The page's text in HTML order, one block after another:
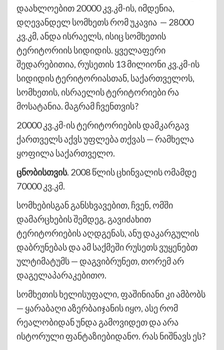
დაახლოებით 20000 კვ.კმ-ის, იმდენია,
დღევანდელ სომხეთს რომ უკავია — 28000
კვ.კმ, ანდა ისრაელს, ისიც სომხეთის
ტერიტორიის სიდიდის. ყველაფერი
შედარებითია, რუსეთის 13 მილიონი კვ.კმ-ის
სიდიდის ტერიტორიასთან, საქართველოს,
სომხეთის, ისრაელის ტერიტორიები რა
მოსატანია. მაგრამ ჩვენთვის?
20000 კვ.კმ-ის ტერიტორიების დამკარგავ
ქართველს აქვს უფლება თქვას — რამხელა
ყოფილა საქართველო.
ცნობისთვის. 2008 წლის ცხინვალის ომამდე
70000 კვ.კმ.
სომხებისგან განსხვავებით, ჩვენ, ომში
დამარცხების შემდეგ, გავიძახით
ტერიტორიების აღდგენას, ანუ დაკარგულის
დაბრუნებას და ამ საქმეში რუსეთს ვუყენებთ
ულტიმატუმს — დაგვიბრუნეთ, თორემ არ
დაგელაპარაკებითო.
სომხეთის ხელისუფალი, ფაშინიანი კი ამბობს
— ყარაბაღი აზერბაიჯანის იყო, ასე რომ
რეალობიდან უნდა გამოვიდეთ და არა
ისტორული ფანტაზიებიდანო. რას ნიშნავს ეს?